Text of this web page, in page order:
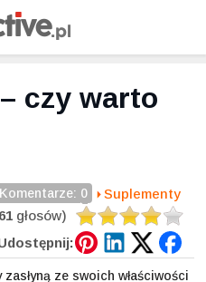
czy warto
Suplementy
Komentarze: 0
61 głosów)
ze swoich właściwości